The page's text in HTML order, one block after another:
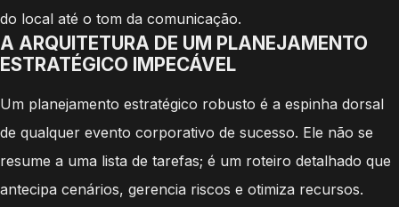
do local até o tom da comunicação.
A ARQUITETURA DE UM PLANEJAMENTO
ESTRATÉGICO IMPECÁVEL
Um planejamento estratégico robusto é a espinha dorsal
de qualquer evento corporativo de sucesso. Ele não se
resume a uma lista de tarefas; é um roteiro detalhado que
antecipa cenários, gerencia riscos e otimiza recursos.